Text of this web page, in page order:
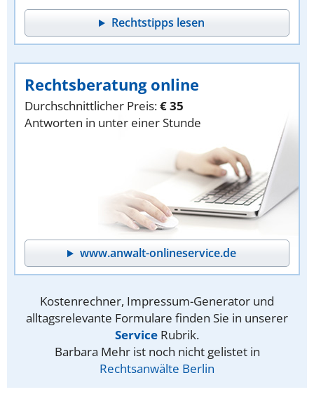
Rechtstipps lesen
Rechtsberatung online
Durchschnittlicher Preis:€ 35
Antworten in unter einer Stunde
www.anwalt-onlineservice.de
Kostenrechner, Impressum-Generator und
alltagsrelevante Formulare finden Sie in unserer
Service Rubrik.
Barbara Mehr ist noch nicht gelistet in
Rechtsanwälte Berlin